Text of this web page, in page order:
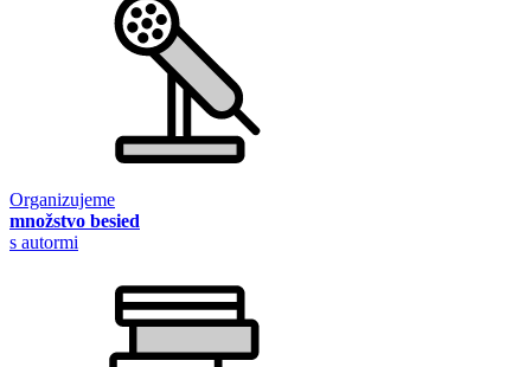
Organizujeme
množstvo besied
s autormi